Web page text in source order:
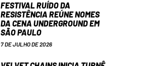
FESTIVAL RUÍDO DA
RESISTÊNCIA REÚNE NOMES
DA CENA UNDERGROUND EM
SÃO PAULO
7 DE JULHO DE 2026